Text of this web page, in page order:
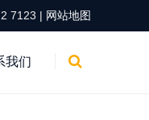
7123 | 网站地图
我们